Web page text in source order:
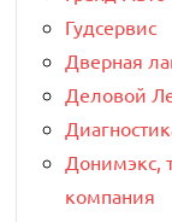
Гудсервис
Дверная
Деловой
Донимэкс,
компания